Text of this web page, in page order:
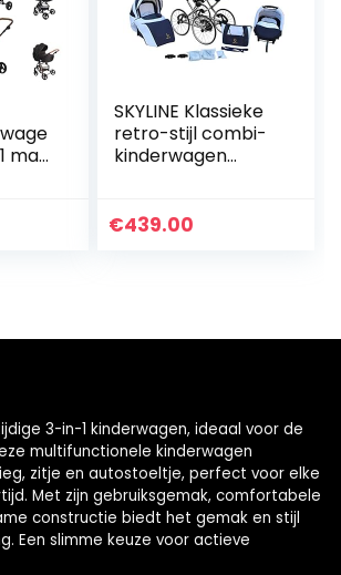
max.
SKYLINE Klassieke
retro-stijl combi-
kinderwagen
autostoel (Isofix)
€439.00
3-in-1 kinderwagen, ideaal voor de
multifunctionele kinderwagen
zitje en autostoeltje, perfect voor elke
Met zijn gebruiksgemak, comfortabele
constructie biedt het gemak en stijl
Een slimme keuze voor actieve